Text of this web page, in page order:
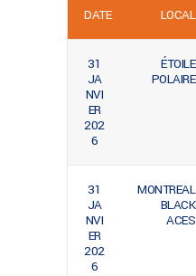
DATE LOCAL
31
JA
NVI
ER
202
6
ÉTOILE
POLAIRE
31
JA
NVI
ER
202
6
MONTREAL
BLACK
ACES